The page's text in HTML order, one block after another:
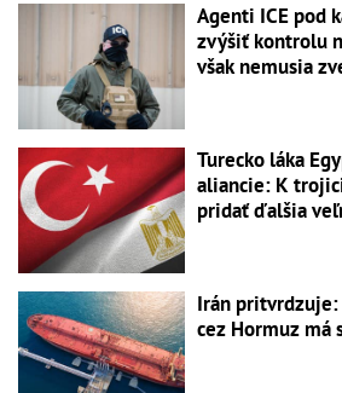
Agenti ICE pod
zvýšiť kontrolu
však nemusia
Turecko láka
aliancie: K
pridať ďalšia
Irán
cez Hormuz má